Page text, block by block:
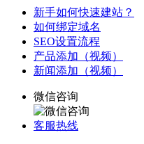
新手如何快速建站？
如何绑定域名
SEO设置流程
产品添加（视频）
新闻添加（视频）
微信咨询
客服热线